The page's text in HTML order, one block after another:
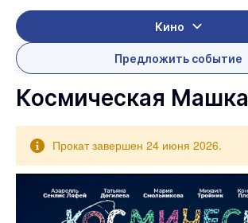
Кино
Предложить событие
Космическая Машка
Прокат завершен 24 июня 2026.